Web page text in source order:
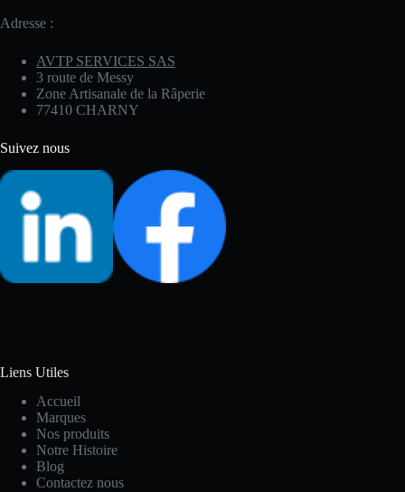
Adresse :
AVTP SERVICES SAS
3 route de Messy
Zone Artisanale de la Râperie
77410 CHARNY
Suivez nous
Liens Utiles
Accueil
Marques
Nos produits
Notre Histoire
Blog
Contactez nous